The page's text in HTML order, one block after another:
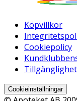
Köpvillkor
Cookiepolicy
Tillgänglighet
Cookieinställningar